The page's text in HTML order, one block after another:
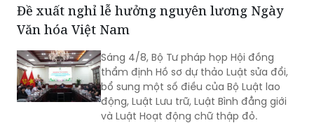
Sáng 4/8, Bộ Tư pháp họp Hội đồng
thẩm định Hồ sơ dự thảo Luật sửa đổi,
bổ sung một số điều của Bộ Luật lao
động, Luật Lưu trữ, Luật Bình đẳng giới
và Luật Hoạt động chữ thập đỏ.
Phát huy vai trò của Bộ Tư pháp trong hoàn